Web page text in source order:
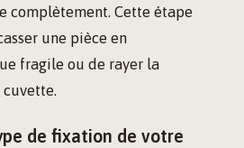
complètement. Cette étape
une pièce en
fragile ou de rayer la
de fixation de votre